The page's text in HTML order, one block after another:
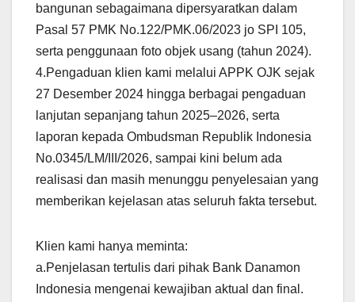
bangunan sebagaimana dipersyaratkan dalam
Pasal 57 PMK No.122/PMK.06/2023 jo SPI 105,
serta penggunaan foto objek usang (tahun 2024).
4.Pengaduan klien kami melalui APPK OJK sejak
27 Desember 2024 hingga berbagai pengaduan
lanjutan sepanjang tahun 2025–2026, serta
laporan kepada Ombudsman Republik Indonesia
No.0345/LM/III/2026, sampai kini belum ada
realisasi dan masih menunggu penyelesaian yang
memberikan kejelasan atas seluruh fakta tersebut.
Klien kami hanya meminta:
a.Penjelasan tertulis dari pihak Bank Danamon
Indonesia mengenai kewajiban aktual dan final.